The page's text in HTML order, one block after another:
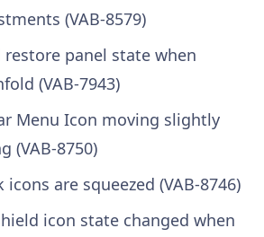
(VAB-8579)
restore panel state when
(VAB-7943)
Menu Icon moving slightly
(VAB-8750)
icons are squeezed (VAB-8746)
icon state changed when